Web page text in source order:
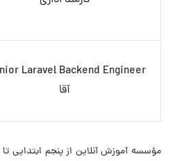
آقا
مؤسسه آموزش آنلاین از پنجم ابتدایی